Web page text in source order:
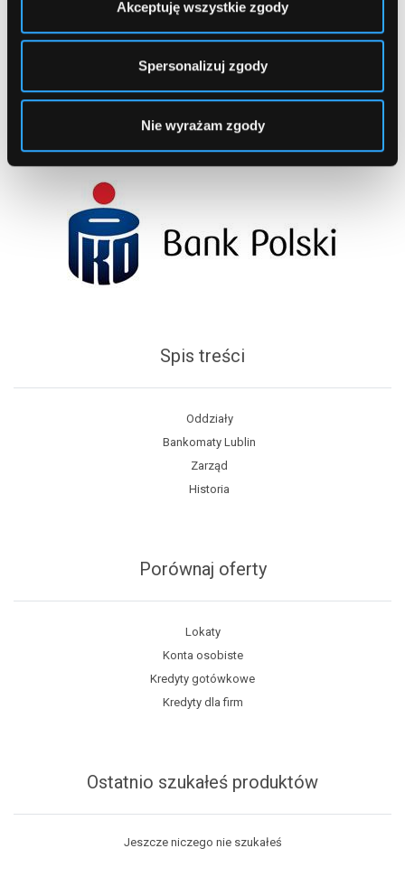
Akceptuję wszystkie zgody
Spersonalizuj zgody
Nie wyrażam zgody
Spis treści
Oddziały
Bankomaty Lublin
Zarząd
Historia
Porównaj oferty
Lokaty
Konta osobiste
Kredyty gotówkowe
Kredyty dla firm
Ostatnio szukałeś produktów
Jeszcze niczego nie szukałeś
1 2 ... 18